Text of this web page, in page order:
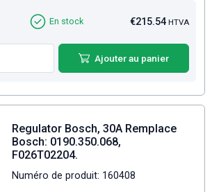
€215.54 HTVA
En stock
Ajouter au panier
Regulator Bosch, 30A Remplace
Bosch: 0190.350.068,
F026T02204.
Numéro de produit: 160408